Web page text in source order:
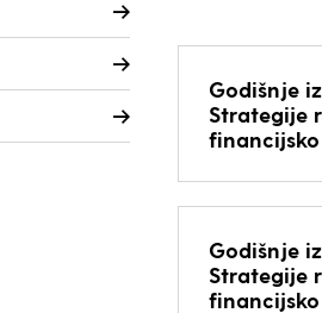
Godišnje
Strategije
financijsko
Godišnje
Strategije
financijsko